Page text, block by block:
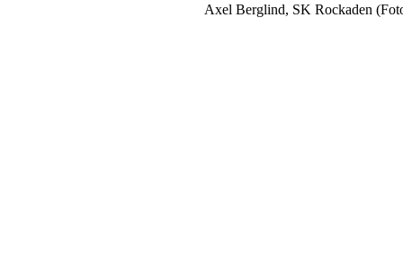
Axel Berglind, SK Rockaden